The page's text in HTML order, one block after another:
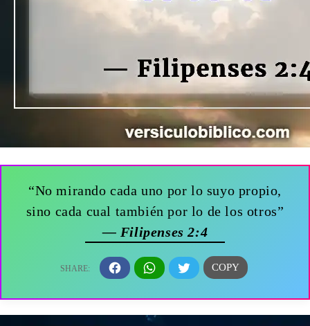
“No mirando cada uno por lo suyo propio,
sino cada cual también por lo de los otros”
— Filipenses 2:4